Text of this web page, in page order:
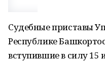
Судебные приставы
Республике
вступившие в силу 15